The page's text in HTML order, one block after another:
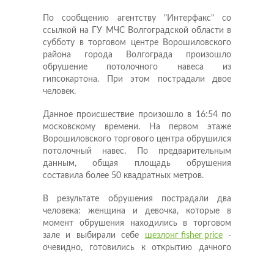
По сообщению агентству "Интерфакс" со
ссылкой на ГУ МЧС Волгоградской области в
субботу в торговом центре Ворошиловского
района города Волгограда произошло
обрушение потолочного навеса из
гипсокартона. При этом пострадали двое
человек.
Данное происшествие произошло в 16:54 по
московскому времени. На первом этаже
Ворошиловского торгового центра обрушился
потолочный навес. По предварительным
данным, общая площадь обрушения
составила более 50 квадратных метров.
В результате обрушения пострадали два
человека: женщина и девочка, которые в
момент обрушения находились в торговом
зале и выбирали себе шезлонг fisher price-
очевидно, готовились к открытию дачного